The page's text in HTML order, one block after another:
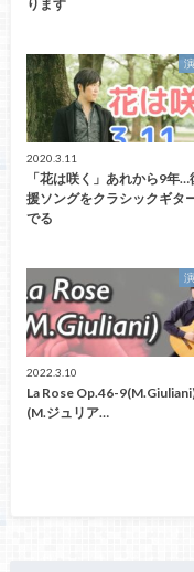
ります
2020.3.11
「花は咲く」あれから9年…
援ソングをクラシックギタ
でる
2022.3.10
La Rose Op.46-
(M.ジュリア…